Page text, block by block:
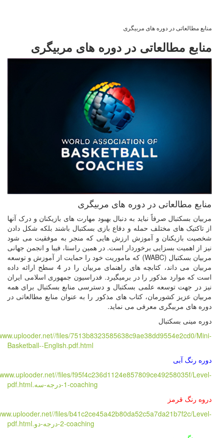
منابع مطالعاتی در دوره های مربیگری
منابع مطالعاتی در دوره های مربیگری
منابع مطالعاتی در دوره های مربیگری
مربیان بسکتبال صرفاً نباید به دنبال بهبود مهارت های بازیکنان و درک آنها
از تاکتیک های مختلف حمله و دفاع بازی بسکتبال باشند بلکه شکل دادن
شخصیت بازیکنان و آموزش ارزش هایی که منجر به موفقیت می شود
نیز از اهمیت بسزایی برخوردار است. در همین راستا، فیبا و انجمن جهانی
مربیان بسکتبال (WABC) که ماموریت خود را حمایت از آموزش و توسعه
مربیان می داند، کتابچه های راهنمای مربیان را در 4 سطح ارائه داده
است که موارد مذکور را در برمیگیرد. فدراسیون جمهوری اسلامی ایران
نیز در جهت توسعه علمی بسکتبال و دسترسی منابع بسکتبال برای همه
مربیان عزیز کشورمان، کتاب های مذکور را به عنوان منابع مطالعاتی در
دوره های مربیگری معرفی می نماید.
دوره مینی بسکتبال
files/7513b8323585638c9ae38dd9554e2cd0/Mini-
Basketball--English.pdf.html
دوره رنگ آبی
files/f95f4c236d1124e857809ce49258035f/Level-
1-coaching-درجه-سه.pdf.html
دروه رنگ قرمز
files/b41c2ce45a42b80da52c5a7da21b7f2c/Level-
2-coaching-درجه-دو.pdf.html